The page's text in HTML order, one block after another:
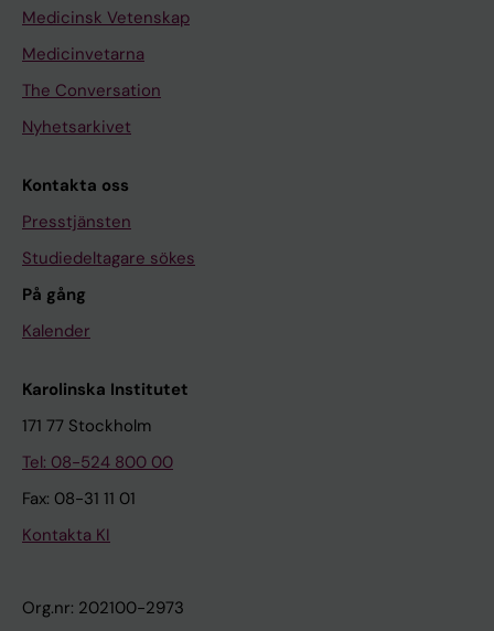
Medicinsk Vetenskap
Medicinvetarna
The Conversation
Nyhetsarkivet
Kontakta oss
Presstjänsten
Studiedeltagare sökes
På gång
Kalender
Karolinska Institutet
171 77 Stockholm
Tel: 08-524 800 00
Fax: 08-31 11 01
Kontakta KI
Org.nr: 202100-2973